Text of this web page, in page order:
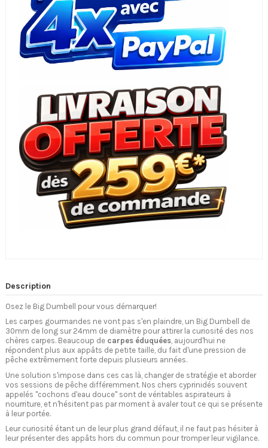
Description
Osez le Big Dumbell pour vous démarquer!
Les carpes gourmandes ne vont pas s'en plaindre, un Big Dumbell de
30mm de long sur 24mm de diamètre pour attirer la curiosité des nos
chères carpes. Beaucoup de carpes éduquées, aujourd'hui ne
répondent plus aux appâts de petite taille, du fait d'une pression de
pêche extrêmement forte depuis plusieurs années.
Une solution s'impose dans ces cas là, changer de stratégie et aborder
vos sessions de pêche différemment. Nos chers cyprinidés souvent
appelés "cochons d'eau douce" sont de véritables aspirateurs à
nourriture, et n'hésitent pas par moment à avaler tout ce qui se présente
à leur portée.
Leur curiosité étant un de leur plus grand défaut, il ne faut pas hésiter à
leur présenter des appâts hors du commun pour tromper leur vigilance.